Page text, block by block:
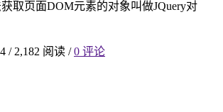
取页面DOM元素的对象叫做JQuery对
/2,182 阅读 / 0 评论